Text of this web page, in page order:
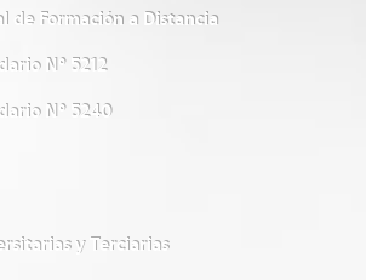
de Formación a Distancia
Nº 5212
Nº 5240
y Terciarias